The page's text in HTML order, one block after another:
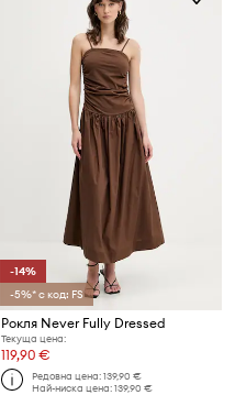
-14%
-5%* с код: FS
Рокля Never Fully Dressed
Текуща цена:
119,90 €
Редовна цена:139,90 €
Най-ниска цена:139,90 €